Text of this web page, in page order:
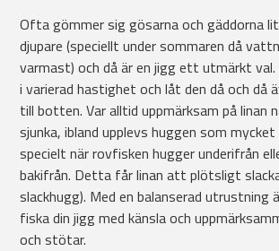
Ofta gömmer sig gösarna och gäddorna
djupare (speciellt under sommaren då
varmast) och då är en jigg ett utmärkt val.
i varierad hastighet och låt den då och då
till botten. Var alltid uppmärksam på linan
sjunka, ibland upplevs huggen som
specielt när rovfisken hugger underifrån
bakifrån. Detta får linan att plötsligt
slackhugg). Med en balanserad
fiska din jigg med känsla och
och stötar.